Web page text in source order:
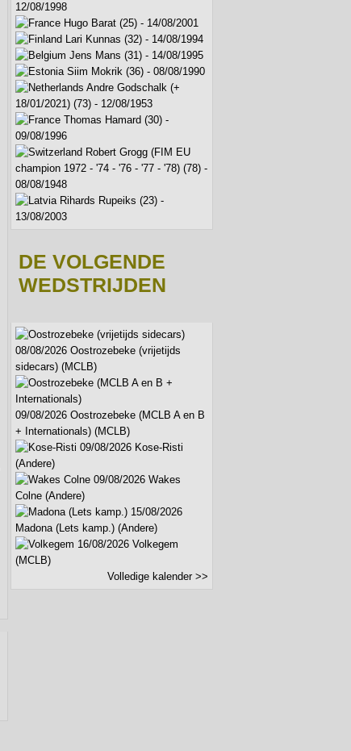
12/08/1998
Hugo Barat (25) - 14/08/2001
Lari Kunnas (32) - 14/08/1994
Jens Mans (31) - 14/08/1995
Siim Mokrik (36) - 08/08/1990
Andre Godschalk (+
18/01/2021) (73) - 12/08/1953
Thomas Hamard (30) -
09/08/1996
Robert Grogg (FIM EU
champion 1972 - '74 - '76 - '77 - '78) (78) -
08/08/1948
Rihards Rupeiks (23) -
13/08/2003
DE VOLGENDE
WEDSTRIJDEN
08/08/2026 Oostrozebeke (vrijetijds
sidecars) (MCLB)
09/08/2026 Oostrozebeke (MCLB A en B
+ Internationals) (MCLB)
09/08/2026 Kose-Risti
(Andere)
09/08/2026 Wakes
Colne (Andere)
15/08/2026
Madona (Lets kamp.) (Andere)
16/08/2026 Volkegem
(MCLB)
Volledige kalender >>